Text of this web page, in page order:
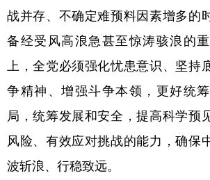
战并存、不确定难预料因素增多的
备经受风高浪急甚至惊涛骇浪的
上，全党必须强化忧患意识、坚持
争精神、增强斗争本领，更好统
局，统筹发展和安全，提高科学预
风险、有效应对挑战的能力，确保
波斩浪、行稳致远。